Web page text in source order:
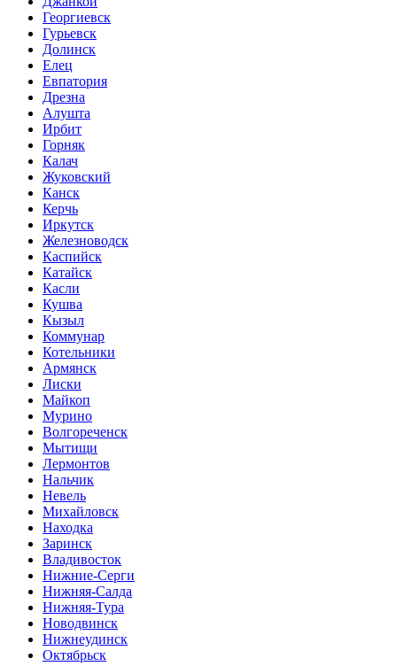
Георгиевск
Гурьевск
Долинск
Елец
Евпатория
Дрезна
Алушта
Ирбит
Горняк
Калач
Жуковский
Канск
Керчь
Иркутск
Железноводск
Каспийск
Катайск
Касли
Кушва
Кызыл
Коммунар
Котельники
Армянск
Лиски
Майкоп
Мурино
Волгореченск
Мытищи
Лермонтов
Нальчик
Невель
Михайловск
Находка
Заринск
Владивосток
Нижние-Серги
Нижняя-Салда
Нижняя-Тура
Новодвинск
Нижнеудинск
Октябрьск